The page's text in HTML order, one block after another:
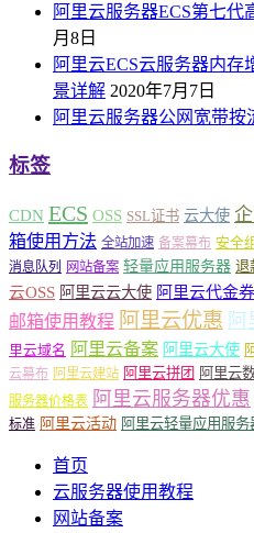
阿里云服务器ECS第七代
月8日
阿里云ECS云服务器内存
景详解 2020年7月7日
阿里云服务器公网宽带按
标签
CDN ECS OSS SSL证书 云大使
箱使用方法 全站加速 备案幕布 安全
消息队列
网站备案 轻量应用服务器 退
云OSS 阿里云云大使 阿里云代金券
邮箱使用教程 阿里云优惠 阿
里云域名 阿里云备案 阿里云大使
云幕布 阿里云建站 阿里云拼团 阿里云
服务器价格表 阿里云服务器优惠
标准 阿里云活动 阿里云轻量应用服务
首页
云服务器使用教程
网站备案